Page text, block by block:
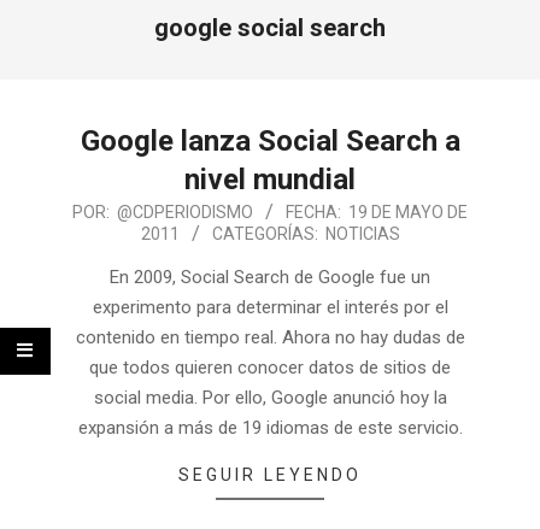
google social search
Google lanza Social Search a
nivel mundial
POR: @CDPERIODISMO FECHA: 19 DE MAYO DE
2011
CATEGORÍAS: NOTICIAS
En 2009, Social Search de Google fue un
experimento para determinar el interés por el
contenido en tiempo real. Ahora no hay dudas de
que todos quieren conocer datos de sitios de
social media. Por ello, Google anunció hoy la
expansión a más de 19 idiomas de este servicio.
SEGUIR LEYENDO